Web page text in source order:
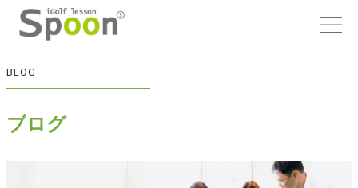
BLOG
ブログ